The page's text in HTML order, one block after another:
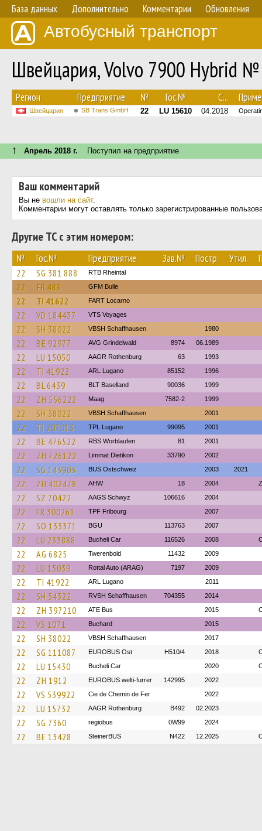
База данных Дополнительно Комментарии Обновления
Автобусный транспорт
Швейцария, Volvo 7900 Hybrid
Регион Предприятие № Гос.№ С...
Швейцария SB Trans GmbH 22 LU 15610 04.2018
↑ Апрель 2018 г. Поступил на предприятие
Ваш комментарий
Вы не вошли на сайт.
Комментарии могут оставлять только зарегистрированные
Другие ТС с этим номером:
№ Гос.№ Предприятие Зав.№ Постр. Утил.
22 SG 381 888 RTB Rheintal
22 FR 483 GFM Bulle
22 TI 41622 FART Locarno
22 VD 184437 VTS Voyages
22 SH 38022 VBSH Schaffhausen 1980
22 BE 92977 AVG Grindelwald 8974 06.1989
22 LU 15050 AAGR Rothenburg 63 1993
22 TI 41922 ARL Lugano 85152 1996
22 BL 6439 BLT Baselland 90036 1999
22 ZH 556222 Maag 7582-2 1999
22 SH 38022 VBSH Schaffhausen 2001
22 TI 207013 TPL Lugano 99095 2001
22 BE 476522 RBS Worblaufen 81 2001
22 ZH 726122 Limmat Dietikon 33790 2002
22 SG 143903 BUS Ostschweiz 2003 2021
22 ZH 402478 AHW 18 2004
22 SZ 70422 AAGS Schwyz 106616 2004
22 FR 300261 TPF Fribourg 2007
22 SO 133371 BGU 113763 2007
22 LU 233888 Bucheli Car 116526 2008
22 AG 6825 Twerenbold 11432 2009
22 LU 15039 Rottal Auto (ARAG) 7197 2009
22 TI 41922 ARL Lugano 2011
22 SH 54322 RVSH Schaffhausen 704355 2014
22 ZH 397210 ATE Bus 2015
22 VS 1071 Buchard 2015
22 SH 38022 VBSH Schaffhausen 2017
22 SG 111087 EUROBUS Ost H510/4 2018
22 LU 15430 Bucheli Car 2020
22 ZH 1912 EUROBUS welti-furrer 142995 2022
22 VS 539922 Cie de Chemin de Fer 2022
22 LU 15732 AAGR Rothenburg B492 02.2023
22 SG 7360 regiobus 0W99 2024
22 BE 13428 SteinerBUS N422 12.2025